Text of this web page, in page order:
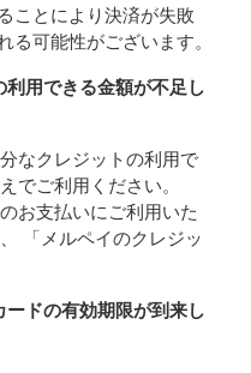
ことにより決済が失敗
る可能性がございます。
利用できる金額が不足し
なクレジットの利用で
でご利用ください。
お支払いにご利用いた
「メルペイのクレジッ
ドの有効期限が到来し